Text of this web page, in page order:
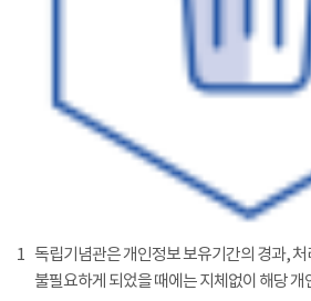
1 독립기념관은 개인정보 보유기간의 경과,
불필요하게 되었을 때에는 지체없이 해당 개